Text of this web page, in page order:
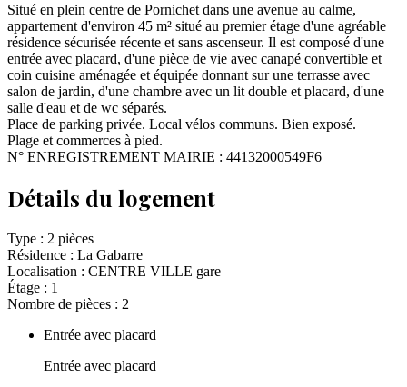
Situé en plein centre de Pornichet dans une avenue au calme,
appartement d'environ 45 m² situé au premier étage d'une agréable
résidence sécurisée récente et sans ascenseur. Il est composé d'une
entrée avec placard, d'une pièce de vie avec canapé convertible et
coin cuisine aménagée et équipée donnant sur une terrasse avec
salon de jardin, d'une chambre avec un lit double et placard, d'une
salle d'eau et de wc séparés.
Place de parking privée. Local vélos communs. Bien exposé.
Plage et commerces à pied.
N° ENREGISTREMENT MAIRIE : 44132000549F6
Détails du logement
Type : 2 pièces
Résidence : La Gabarre
Localisation : CENTRE VILLE gare
Étage : 1
Nombre de pièces : 2
Entrée avec placard
Entrée avec placard